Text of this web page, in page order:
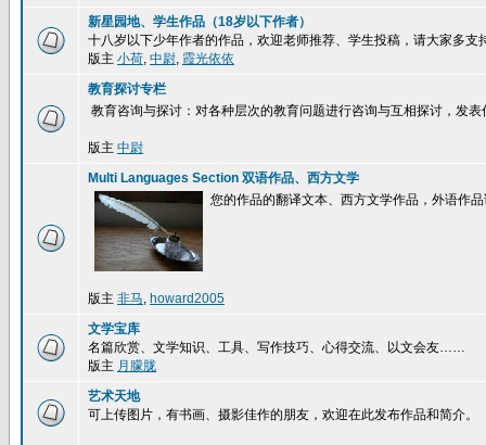
新星园地、学生作品（18岁以下作者）
十八岁以下少年作者的作品，欢迎老师推荐、学生投稿，请大家多支
版主 小荷, 中尉, 霞光依依
教育探讨专栏
教育咨询与探讨：对各种层次的教育问题进行咨询与互相探讨，发
版主 中尉
Multi Languages Section 双语作品、西方文学
您的作品的翻译文本、西方文学作品，外语作
版主 非马, howard2005
文学宝库
名篇欣赏、文学知识、工具、写作技巧、心得交流、以文会友……
版主 月朦胧
艺术天地
可上传图片，有书画、摄影佳作的朋友，欢迎在此发布作品和简介。